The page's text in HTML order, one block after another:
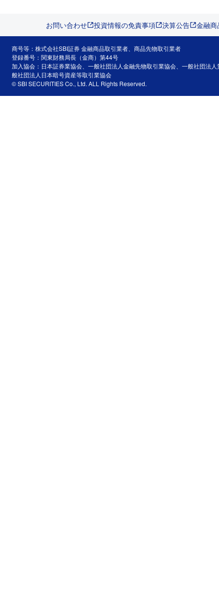
お問い合わせ 投資情報の免責事項 決算公告 金融
商号等：株式会社SBI証券 金融商品取引業者、商品先物取引業者
登録番号：関東財務局長（金商）第44号
加入協会：日本証券業協会、一般社団法人金融先物取引業協会、一般社団法
般社団法人日本暗号資産等取引業協会
© SBI SECURITIES Co., Ltd. ALL Rights Reserved.